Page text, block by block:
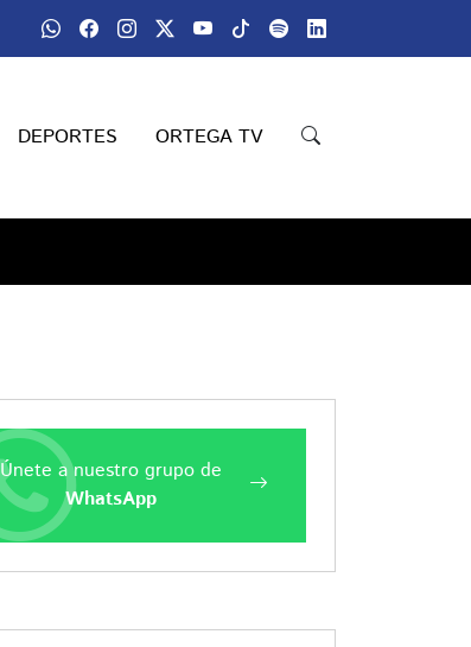
DEPORTES ORTEGA TV
Únete a nuestro grupo de
WhatsApp